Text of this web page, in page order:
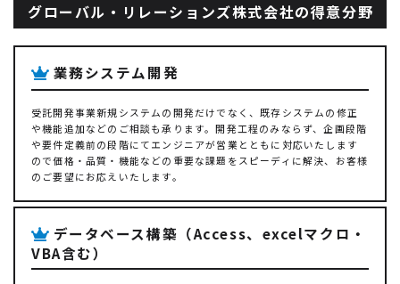
グローバル・リレーションズ株式会社の得意分野
業務システム開発
受託開発事業新規システムの開発だけでなく、既存システムの修正
や機能追加などのご相談も承ります。開発工程のみならず、企画段階
や要件定義前の段階にてエンジニアが営業とともに対応いたします
ので価格・品質・機能などの重要な課題をスピーディに解決、お客様
のご要望にお応えいたします。
データベース構築（Access、excelマクロ・
VBA含む）